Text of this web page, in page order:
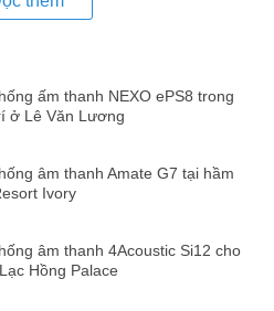
ấm thanh NEXO ePS8 trong
ở Lê Văn Lương
âm thanh Amate G7 tại hầm
Ivory
âm thanh 4Acoustic Si12 cho
Hồng Palace